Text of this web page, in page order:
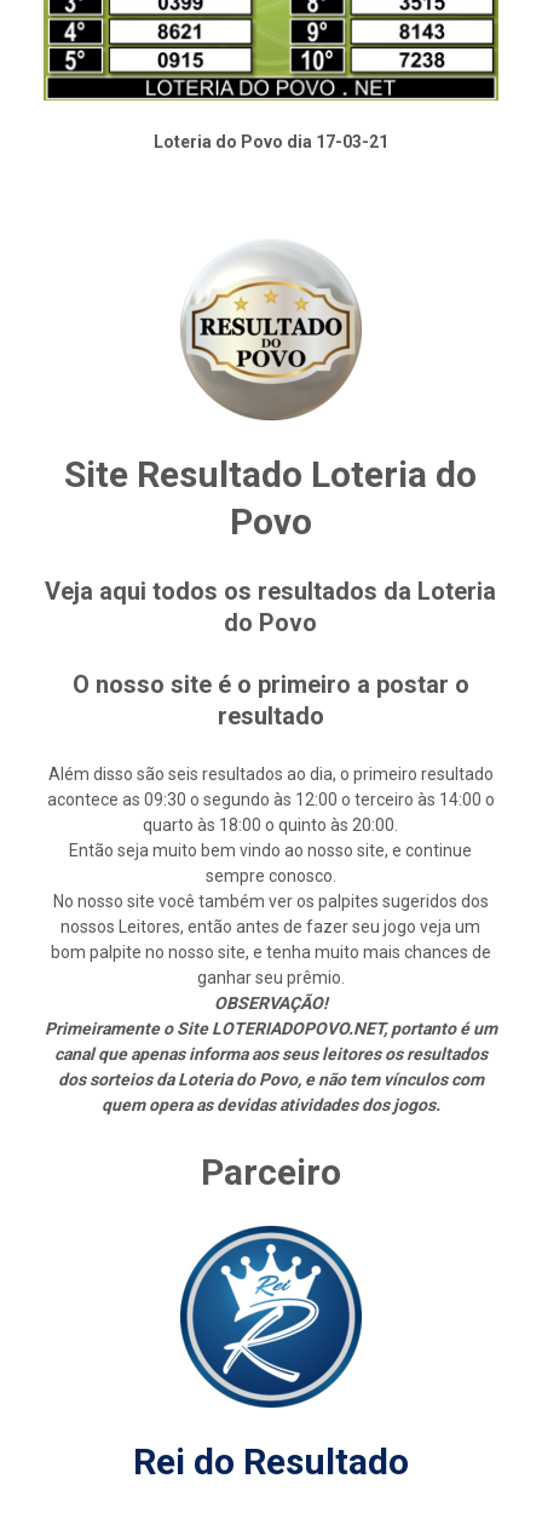
Loteria do Povo dia 17-03-21
Site Resultado Loteria do
Povo
Veja aqui todos os resultados da Loteria
do Povo
O nosso site é o primeiro a postar o
resultado
Além disso são seis resultados ao dia, o primeiro resultado
acontece as 09:30 o segundo às 12:00 o terceiro às 14:00 o
quarto às 18:00 o quinto às 20:00.
Então seja muito bem vindo ao nosso site, e continue
sempre conosco.
No nosso site você também ver os palpites sugeridos dos
nossos Leitores, então antes de fazer seu jogo veja um
bom palpite no nosso site, e tenha muito mais chances de
ganhar seu prêmio.
OBSERVAÇÃO!
Primeiramente o Site LOTERIADOPOVO.NET, portanto é um
canal que apenas informa aos seus leitores os resultados
dos sorteios da Loteria do Povo, e não tem vínculos com
quem opera as devidas atividades dos jogos.
Parceiro
Rei do Resultado